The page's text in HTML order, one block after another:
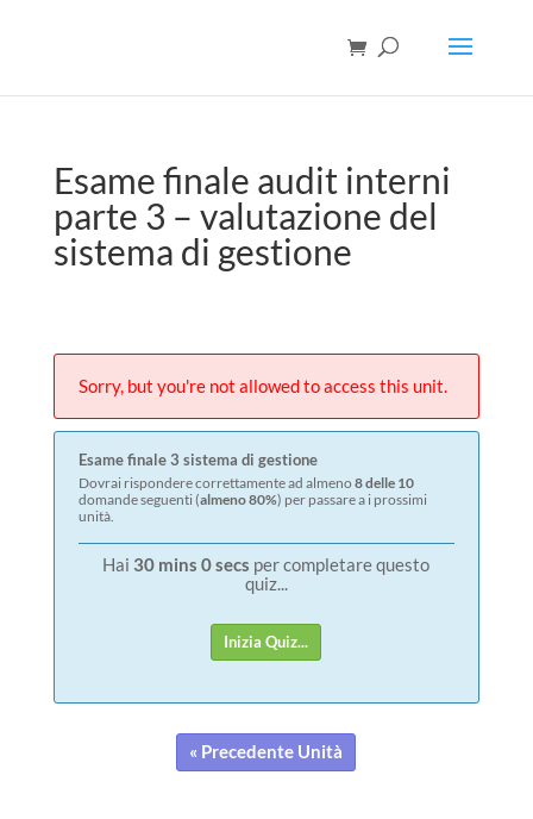
Esame finale audit interni
parte 3 – valutazione del
sistema di gestione
Sorry, but you're not allowed to access this unit.
Esame finale 3 sistema di gestione
Dovrai rispondere correttamente ad almeno 8 delle 10
domande seguenti (almeno 80%) per passare a i prossimi
unità.
Hai 30 mins 0 secs per completare questo
quiz...
Inizia Quiz...
« Precedente Unità